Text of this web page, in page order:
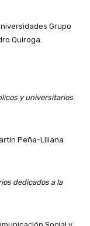
Grupo
Quiroga.
y universitarios
Peña-Liliana
dedicados a la